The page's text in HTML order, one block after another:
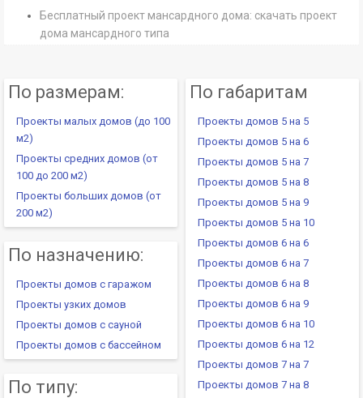
Бесплатный проект мансардного дома: скачать проект
дома мансардного типа
По размерам:
Проекты малых домов (до 100
м2)
Проекты средних домов (от
100 до 200 м2)
Проекты больших домов (от
200 м2)
По назначению:
Проекты домов с гаражом
Проекты узких домов
Проекты домов с сауной
Проекты домов с бассейном
По типу:
По габаритам
Проекты домов 5 на 5
Проекты домов 5 на 6
Проекты домов 5 на 7
Проекты домов 5 на 8
Проекты домов 5 на 9
Проекты домов 5 на 10
Проекты домов 6 на 6
Проекты домов 6 на 7
Проекты домов 6 на 8
Проекты домов 6 на 9
Проекты домов 6 на 10
Проекты домов 6 на 12
Проекты домов 7 на 7
Проекты домов 7 на 8